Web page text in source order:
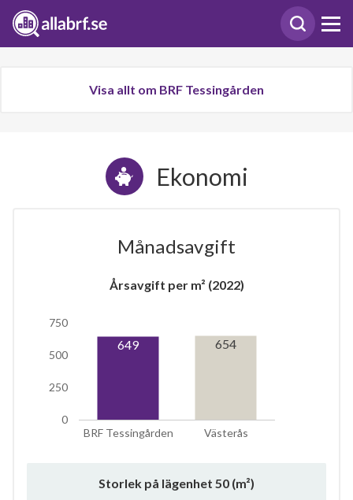
Visa allt om BRF Tessingården
Ekonomi
Månadsavgift
Årsavgift per m² (2022)
BRF Tessingården Västerås
0
250
500
750
649 654
Storlek på lägenhet 50 (m²)